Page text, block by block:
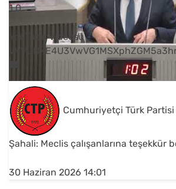
1 0
YouTube Videosu
Cumhuriyetçi Türk Partisi
Şahali: Meclis çalışanlarına teşekkür
30 Haziran 2026 14:01